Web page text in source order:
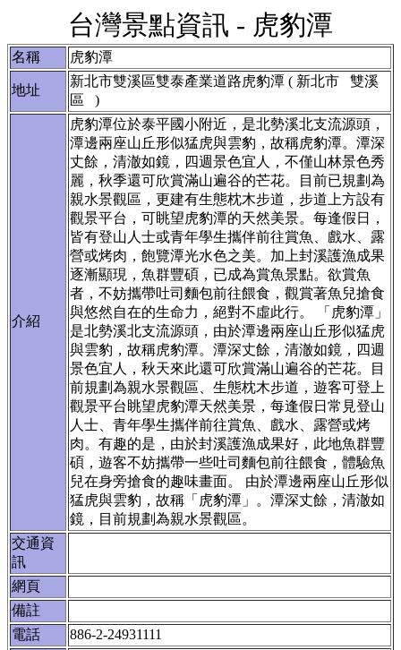
台灣景點資訊 - 虎豹潭
名稱 虎豹潭
地址
新北市雙溪區雙泰產業道路虎豹潭 ( 新北市 雙溪
區 )
介紹
虎豹潭位於泰平國小附近，是北勢溪北支流源頭，
潭邊兩座山丘形似猛虎與雲豹，故稱虎豹潭。潭深
丈餘，清澈如鏡，四週景色宜人，不僅山林景色秀
麗，秋季還可欣賞滿山遍谷的芒花。目前已規劃為
親水景觀區，更建有生態枕木步道，步道上方設有
觀景平台，可眺望虎豹潭的天然美景。每逢假日，
皆有登山人士或青年學生攜伴前往賞魚、戲水、露
營或烤肉，飽覽潭光水色之美。加上封溪護漁成果
逐漸顯現，魚群豐碩，已成為賞魚景點。欲賞魚
者，不妨攜帶吐司麵包前往餵食，觀賞著魚兒搶食
與悠然自在的生命力，絕對不虛此行。 「虎豹潭」
是北勢溪北支流源頭，由於潭邊兩座山丘形似猛虎
與雲豹，故稱虎豹潭。潭深丈餘，清澈如鏡，四週
景色宜人，秋天來此還可欣賞滿山遍谷的芒花。目
前規劃為親水景觀區、生態枕木步道，遊客可登上
觀景平台眺望虎豹潭天然美景，每逢假日常見登山
人士、青年學生攜伴前往賞魚、戲水、露營或烤
肉。有趣的是，由於封溪護漁成果好，此地魚群豐
碩，遊客不妨攜帶一些吐司麵包前往餵食，體驗魚
兒在身旁搶食的趣味畫面。 由於潭邊兩座山丘形似
猛虎與雲豹，故稱「虎豹潭」。潭深丈餘，清澈如
鏡，目前規劃為親水景觀區。
交通資
訊
網頁
備註
電話
886-2-24931111